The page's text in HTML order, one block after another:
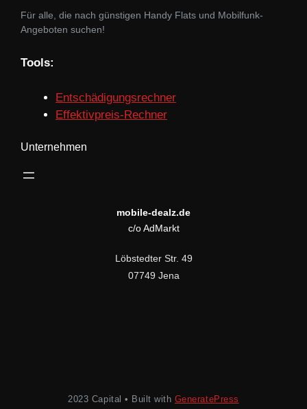
Für alle, die nach günstigen Handy Flats und Mobilfunk-
Angeboten suchen!
Tools:
Entschädigungsrechner
Effektivpreis-Rechner
Unternehmen
mobile-dealz.de
c/o AdMarkt
Löbstedter Str. 49
07749 Jena
2023 Capital • Built with GeneratePress